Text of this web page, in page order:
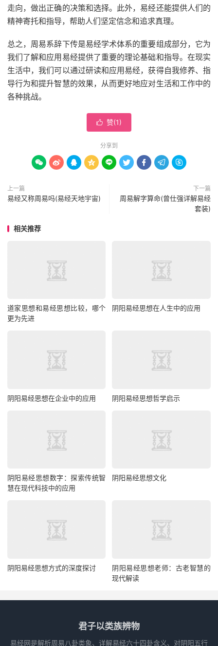
走向，做出正确的决策和选择。此外，易经还能提供人们的
精神寄托和指导，帮助人们坚定信念和追求真理。
总之，周易系辞下传是易经学术体系的重要组成部分，它为
我们了解和应用易经提供了重要的理论基础和指导。在现实
生活中，我们可以通过研读和应用易经，获得自我修养、指
导行为和提升智慧的效果，从而更好地应对生活和工作中的
各种挑战。
 赞(1)
分享到
        
上一篇
易经又称周易吗(易经天地宇宙)
下一篇
周易解字算命(曾仕强详解易经
套装)
相关推荐
道家思想和易经思想比较，哪个
更为先进
阴阳易经思想在人生中的应用
阴阳易经思想在企业中的应用 阴阳易经思想哲学启示
阴阳易经思想数字：探索传统智
慧在现代科技中的应用
阴阳易经思想文化
阴阳易经思想方式的深度探讨
阴阳易经思想老师：古老智慧的
现代解读
君子以类族辨物
易经网是解析周易八卦类象、详解易经六十四卦含义、对阴阳五行